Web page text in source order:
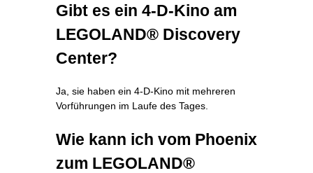
Gibt es ein 4-D-Kino am
LEGOLAND® Discovery
Center?
Ja, sie haben ein 4-D-Kino mit mehreren
Vorführungen im Laufe des Tages.
Wie kann ich vom Phoenix
zum LEGOLAND®